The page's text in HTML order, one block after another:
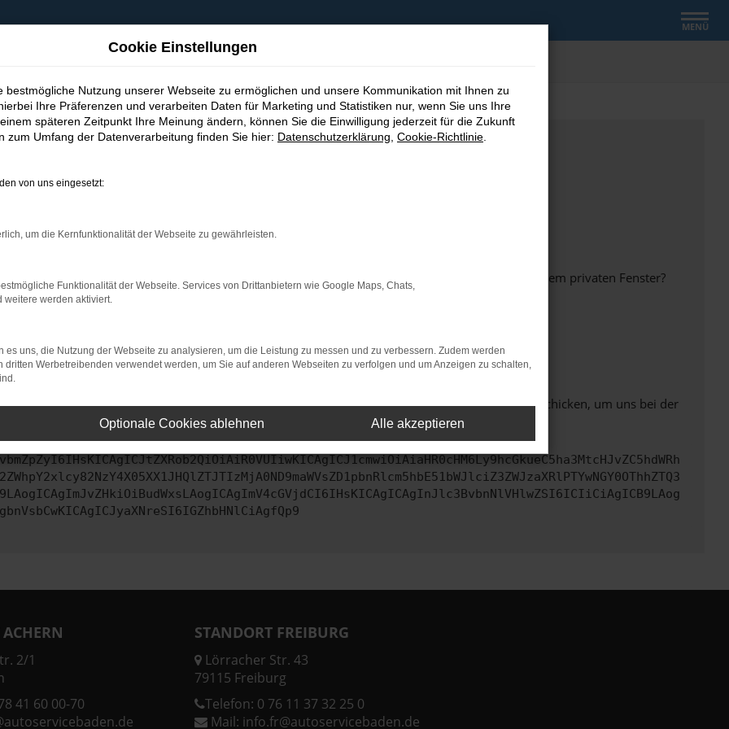
MENÜ
bestimmter Seiten verhindern. Funktioniert die Seite in einem anderen Browser oder in einem privaten Fenster?
beheben.
auf dem neuesten Stand sind.
kann auch dazu führen, dass bestimmte Funktionen nicht mehr unterstützt werden.
uns bitte. Wir werden versuchen, das Problem zu beheben. Du kannst uns diesen Text schicken, um uns bei der
2/1
41 60 00-70
STANDORT FREIBURG
Lörracher Str. 43
79115 Freiburg
Telefon: 0 76 11 37 32 25 0
Mail: info.fr@autoservicebaden.de
Cookie Einstellungen
bestmögliche Nutzung unserer Webseite zu ermöglichen und unsere Kommunikation mit Ihnen zu
Ihre Präferenzen und verarbeiten Daten für Marketing und Statistiken nur, wenn Sie uns Ihre
späteren Zeitpunkt Ihre Meinung ändern, können Sie die Einwilligung jederzeit für die Zukunft
zum Umfang der Datenverarbeitung finden Sie hier: Datenschutzerklärung Cookie-Richtlinie
von uns eingesetzt:
um die Kernfunktionalität der Webseite zu gewährleisten.
Funktionalität der Webseite. Services von Drittanbietern wie Google Maps, Chats,
weitere werden aktiviert.
es uns, die Nutzung der Webseite zu analysieren, um die Leistung zu messen und zu verbessern. Zudem werden
dritten Werbetreibenden verwendet werden, um Sie auf anderen Webseiten zu verfolgen und um Anzeigen zu schalten,
Optionale Cookies ablehnen Alle akzeptieren